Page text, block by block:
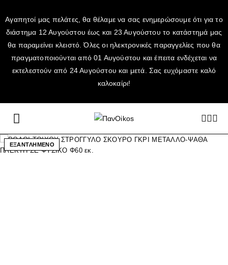
Αγαπητοί μας πελάτες, θα θέλαμε να σας ενημερώσουμε ότι για το
διάστημα 12 Αυγούστου έως και 23 Αυγούστου το κατάστημά μας
θα παραμείνει κλειστό. Όλες οι ηλεκτρονικές παραγγελίες που θα
πραγματοποιούνται από 01 Αυγούστου και έπειτα ενδέχεται να
εκτελεστούν από 24 Αυγούστου και μετά. Σας ευχόμαστε καλό
καλοκαίρι!
ΕΞΑΝΤΛΗΜΕΝΟ